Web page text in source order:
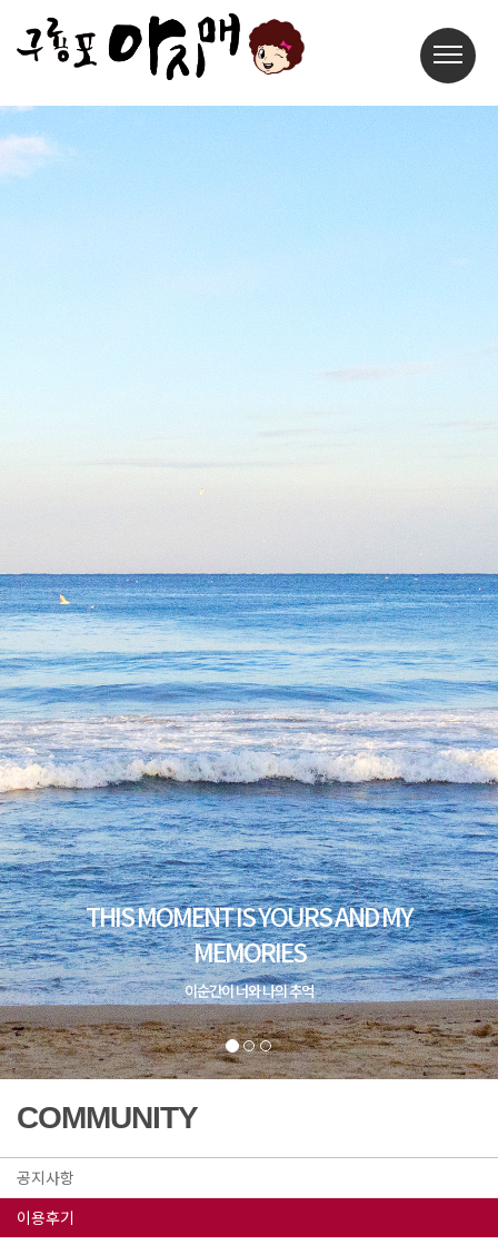
THIS MOMENT IS YOURS AND MY
MEMORIES
이순간이 너와 나의 추억
COMMUNITY
공지사항
이용후기